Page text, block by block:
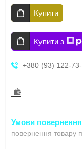
Купити
Купити з
+380 (93) 122-
повернення товару